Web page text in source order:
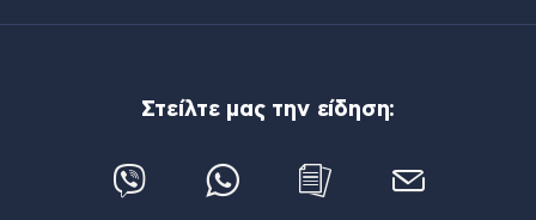
Στείλτε μας την είδηση: